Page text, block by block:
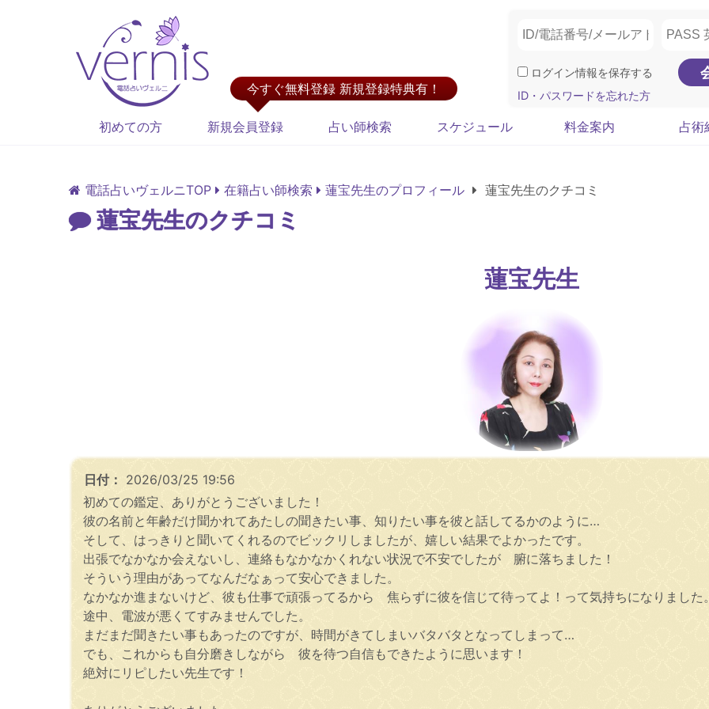
今すぐ無料登録 新規登録特典有！
ログイン情報を保存する
ID・パスワードを忘れた方
初めての方 新規会員登録 占い師検索 スケジュール 料金案内 占術
電話占いヴェルニTOP 在籍占い師検索 蓮宝先生のプロフィール 蓮宝先生のクチコミ
蓮宝先生のクチコミ
蓮宝先生
日付： 2026/03/25 19:56
初めての鑑定、ありがとうございました！
彼の名前と年齢だけ聞かれてあたしの聞きたい事、知りたい事を彼と話してるかのように…
そして、はっきりと聞いてくれるのでビックリしましたが、嬉しい結果でよかったです。
出張でなかなか会えないし、連絡もなかなかくれない状況で不安でしたが 腑に落ちました！
そういう理由があってなんだなぁって安心できました。
なかなか進まないけど、彼も仕事で頑張ってるから 焦らずに彼を信じて待ってよ！って気持ちになりました
途中、電波が悪くてすみませんでした。
まだまだ聞きたい事もあったのですが、時間がきてしまいバタバタとなってしまって…
でも、これからも自分磨きしながら 彼を待つ自信もできたように思います！
絶対にリピしたい先生です！